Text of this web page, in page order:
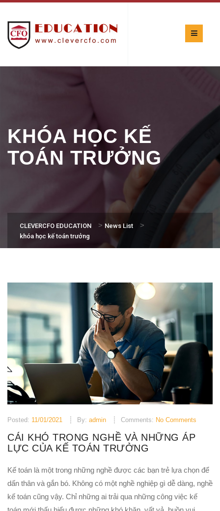
KHÓA HỌC KẾ
TOÁN TRƯỞNG
CLEVERCFO EDUCATION > News List >
khóa học kế toán trưởng
Posted: 11/01/2021 By: admin Comments: No Comments
CÁI KHÓ TRONG NGHỀ VÀ NHỮNG ÁP
LỰC CỦA KẾ TOÁN TRƯỞNG
Kế toán là một trong những nghề được các bạn trẻ lựa chọn để
dấn thân và gắn bó. Không có một nghề nghiệp gì dễ dàng, nghề
kế toán cũng vậy. Chỉ những ai trải qua những công việc kế